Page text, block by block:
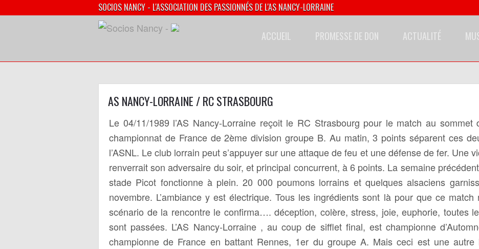
SOCIOS NANCY - L'ASSOCIATION DES PASSIONNÉS DE L'AS NANCY-LORRAINE
ACCUEIL PROMESSE DE DON ACTUALITÉ
AS NANCY-LORRAINE / RC STRASBOURG
Le 04/11/1989 l’AS Nancy-Lorraine reçoit le RC Strasbourg pour le match au
championnat de France de 2ème division groupe B. Au matin, 3 points séparent ces
l’ASNL. Le club lorrain peut s’appuyer sur une attaque de feu et une défense de fer. Une
renverrait son adversaire du soir, et principal concurrent, à 6 points. La semaine
stade Picot fonctionne à plein. 20 000 poumons lorrains et quelques alsaciens
novembre. L’ambiance y est électrique. Tous les ingrédients sont là pour que ce match
scénario de la rencontre le confirma…. déception, colère, stress, joie, euphorie, toutes
sont passées. L’AS Nancy-Lorraine , au coup de sifflet final, est championne
championne de France en battant Rennes, 1er du groupe A. Mais ceci est une